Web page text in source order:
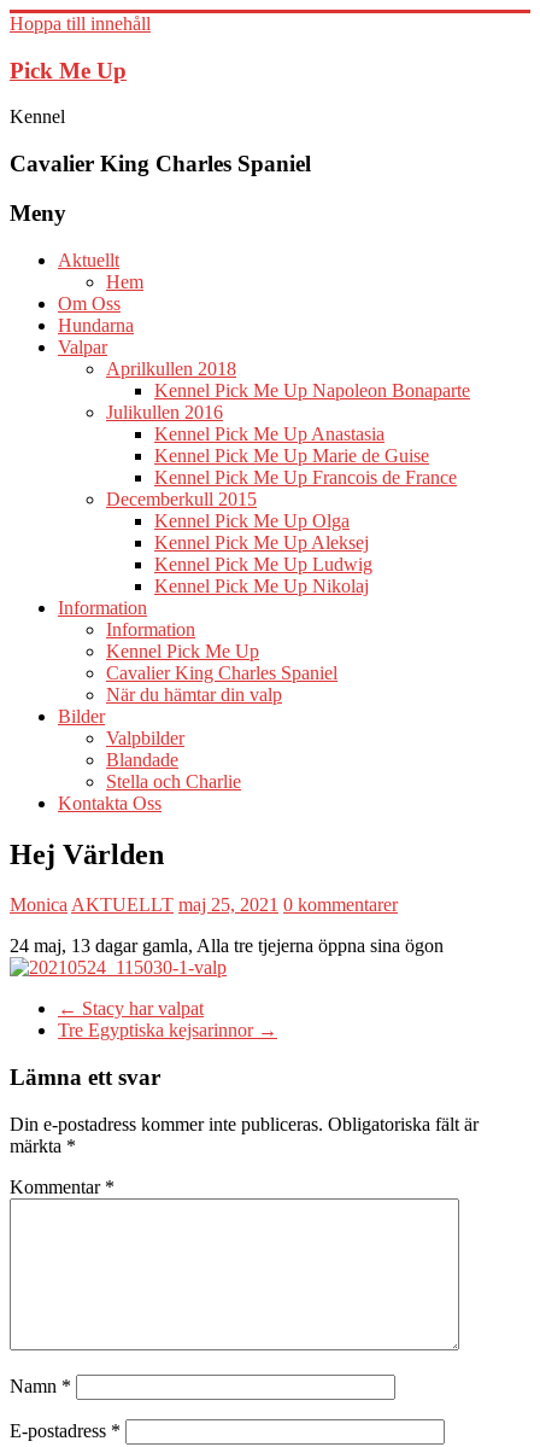
Hoppa till innehåll
Pick Me Up
Kennel
Cavalier King Charles Spaniel
Meny
Aktuellt
Hem
Om Oss
Hundarna
Valpar
Aprilkullen 2018
Kennel Pick Me Up Napoleon Bonaparte
Julikullen 2016
Kennel Pick Me Up Anastasia
Kennel Pick Me Up Marie de Guise
Kennel Pick Me Up Francois de France
Decemberkull 2015
Kennel Pick Me Up Olga
Kennel Pick Me Up Aleksej
Kennel Pick Me Up Ludwig
Kennel Pick Me Up Nikolaj
Information
Information
Kennel Pick Me Up
Cavalier King Charles Spaniel
När du hämtar din valp
Bilder
Valpbilder
Blandade
Stella och Charlie
Kontakta Oss
Hej Världen
MonicaAKTUELLT maj 25, 2021 0 kommentarer
24 maj, 13 dagar gamla, Alla tre tjejerna öppna sina ögon
← Stacy har valpat
Tre Egyptiska kejsarinnor →
Lämna ett svar
Din e-postadress kommer inte publiceras. Obligatoriska fält är
märkta *
Kommentar *
Namn *
E-postadress *